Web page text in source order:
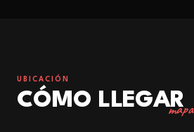
UBICACIÓN
CÓMO LLEGAR
mapa